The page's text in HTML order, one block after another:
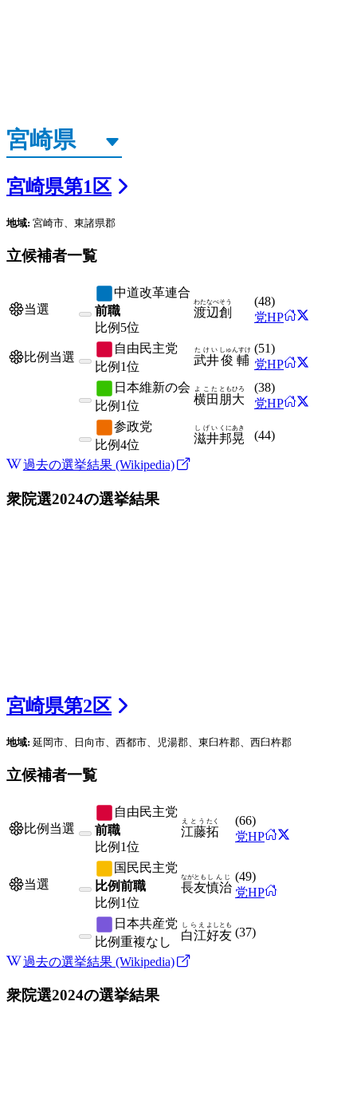
宮崎県第1区
地域: 宮崎市、東諸県郡
立候補者一覧
当選
中道改革連合
前職
比例 5位
渡辺
わたなべ
創
そう (48)
党HP
比例当選
自由民主党
比例 1位 武井
たけい
俊輔
しゅんすけ (51)
党HP
日本維新の会
比例 1位 横田
よこた
朋大
ともひろ (38)
党HP
参政党
比例4位 滋井
しげい
邦晃
くにあき
(44)
過去の選挙結果 (Wikipedia)
衆院選2024の選挙結果
宮崎県第2区
地域: 延岡市、日向市、西都市、児湯郡、東臼杵郡、西臼杵郡
立候補者一覧
比例当選
自由民主党
前職
比例 1位
江藤
えとう
拓
たく (66)
党HP
当選
国民民主党
比例前職
比例 1位
長友
ながとも
慎治
しんじ (49)
党HP
日本共産党
比例重複なし 白江
しらえ
好友
よしとも
(37)
過去の選挙結果 (Wikipedia)
衆院選2024の選挙結果